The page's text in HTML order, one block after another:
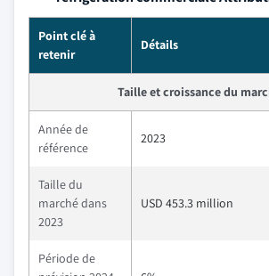
Point clé à
retenir
Détails
Taille et croissance du
Année de
référence
2023
Taille du
marché dans
2023
USD 453.3 million
Période de